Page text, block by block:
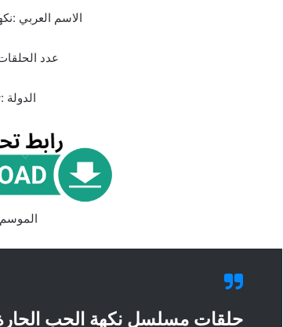
الاسم العربي
عدد الحلقات :15
الدولة
الموسم
حلقات مسلسل نكهة الحب